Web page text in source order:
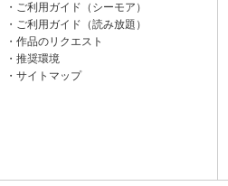
ご利用ガイド（シーモア）
ご利用ガイド（読み放題）
作品のリクエスト
推奨環境
サイトマップ